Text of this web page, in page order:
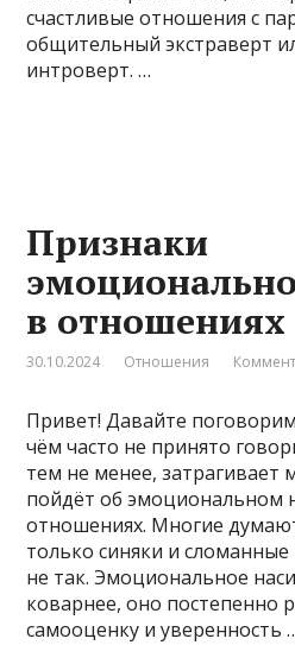
счастливые отношения с
общительный экстраверт
интроверт. …
Признаки
в отношениях
30.10.2024 Отношения
Привет! Давайте
чём часто не принято
тем не менее,
пойдёт об эмоциональном
отношениях. Многие
только синяки и сломанные
не так. Эмоциональное
коварнее, оно постепенно
самооценку и уверенность